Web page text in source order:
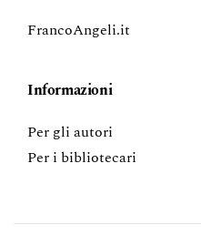
FrancoAngeli.it
Informazioni
Per gli autori
Per i bibliotecari